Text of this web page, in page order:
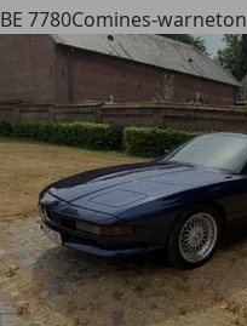
BE 7780Comines-warneton